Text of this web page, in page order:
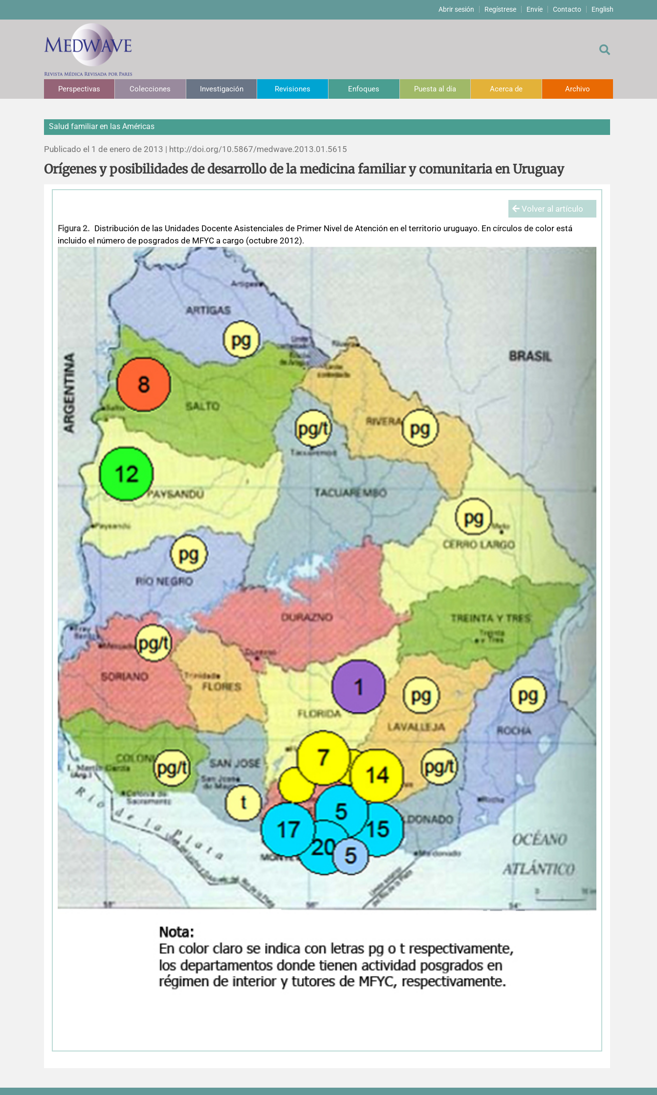
Abrir sesión Regístrese Envíe Contacto English
Perspectivas Colecciones Investigación Revisiones Enfoques Puesta al día Acerca de Archivo
Salud familiar en las Américas
Publicado el 1 de enero de 2013 | http://doi.org/10.5867/medwave.2013.01.5615
Orígenes y posibilidades de desarrollo de la medicina familiar y comunitaria en Uruguay
Volver al artículo
Figura 2. Distribución de las Unidades Docente Asistenciales de Primer Nivel de Atención en el territorio uruguayo. En círculos de color está
incluido el número de posgrados de MFYC a cargo (octubre 2012).